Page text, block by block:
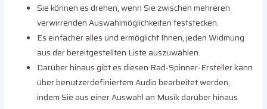
Sie können es drehen, wenn Sie zwischen mehreren
verwirrenden Auswahlmöglichkeiten feststecken.
Es einfacher alles und ermöglicht Ihnen, jeden Widmung
aus der bereitgestellten Liste auszuwählen.
Darüber hinaus gibt es diesen Rad-Spinner-Ersteller kann
über benutzerdefiniertem Audio bearbeitet werden,
indem Sie aus einer Auswahl an Musik darüber hinaus